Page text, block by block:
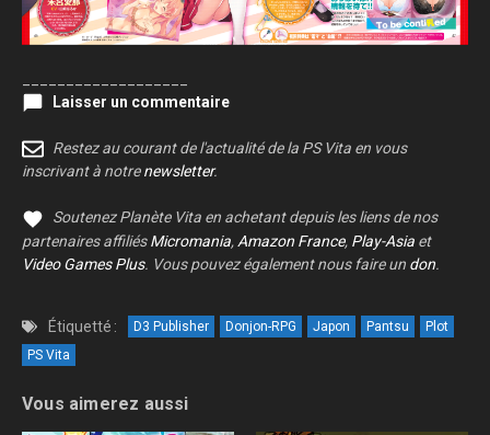
Laisser un commentaire
Restez au courant de l'actualité de la PS Vita en vous
inscrivant à notrenewsletter.
Soutenez Planète Vita en achetant depuis les liens de nos
partenaires affiliésMicromania, Amazon France, Play-Asia et
Video Games Plus. Vous pouvez également nous faire un don.
Étiquetté : D3 Publisher Donjon-RPG Japon Pantsu
Plot
PS Vita
Vous aimerez aussi